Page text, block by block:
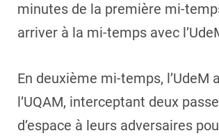
minutes de la première mi-
arriver à la mi-temps avec
En deuxième mi-temps,
l’UQAM, interceptant deux
d’espace à leurs adversaires